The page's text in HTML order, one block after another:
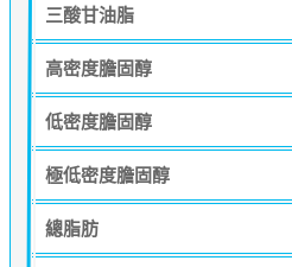
三酸甘油脂
高密度膽固醇
低密度膽固醇
極低密度膽固醇
總脂肪